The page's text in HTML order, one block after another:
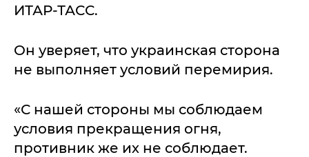
ИТАР-ТАСС.
Он уверяет, что украинская сторона
не выполняет условий перемирия.
«С нашей стороны мы соблюдаем
условия прекращения огня,
противник же их не соблюдает.